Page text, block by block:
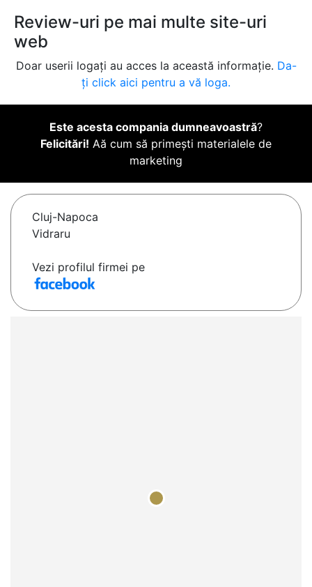
Review-uri pe mai multe site-uri
web
Doar userii logați au acces la această informație. Da-
ți click aici pentru a vă loga.
Este acesta compania dumneavoastră?
Felicitări! Aă cum să primești materialele de
marketing
Cluj-Napoca
Vidraru
Vezi profilul firmei pe